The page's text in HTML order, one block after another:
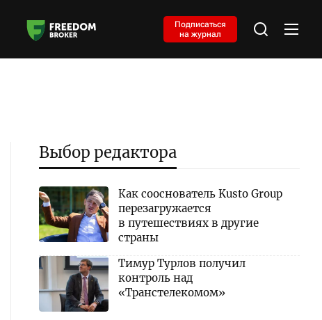
Подписаться
на журнал
Выбор редактора
Как сооснователь Kusto Group
перезагружается
в путешествиях в другие
страны
Тимур Турлов получил
контроль над
«Транстелекомом»